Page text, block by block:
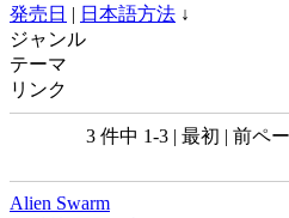
発売日 | 日本語方法 ↓
ジャンル
テーマ
リンク
3 件中 1-3 | 最初 | 前ペ
Alien Swarm